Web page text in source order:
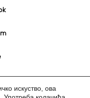
искуство, ова